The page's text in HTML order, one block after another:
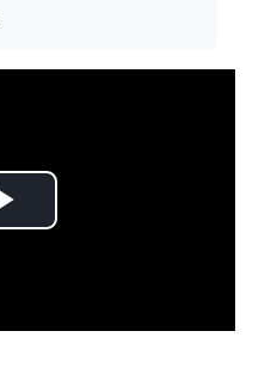
Αναπαραγωγή